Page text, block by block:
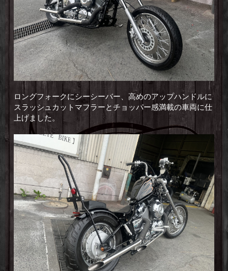
ロングフォークにシーシーバー、高めのアップハンドルに
スラッシュカットマフラーとチョッパー感満載の車両に仕
上げました。